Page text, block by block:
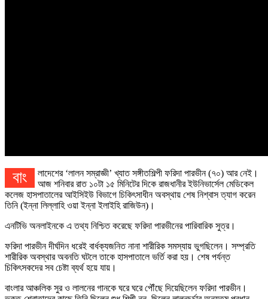
বাংলাদেশের ‘লালন সম্রাজ্ঞী’ খ্যাত সঙ্গীতশিল্পী ফরিদা পারভীন (৭০) আর নেই।
আজ শনিবার রাত ১০টা ১৫ মিনিটের দিকে রাজধানীর ইউনিভার্সেল মেডিকেল
কলেজ হাসপাতালের আইসিইউ বিভাগে চিকিৎসাধীন অবস্থায় শেষ নিশ্বাস ত্যাগ করেন
তিনি (ইন্না লিল্লাহি ওয়া ইন্না ইলাইহি রাজিউন)।
এনটিভি অনলাইনকে এ তথ্য নিশ্চিত করেছে ফরিদা পারভীনের পারিবারিক সুত্র।
ফরিদা পারভীন দীর্ঘদিন ধরেই বার্ধক্যজনিত নানা শারীরিক সমস্যায় ভুগছিলেন। সম্প্রতি
শারীরিক অবস্থার অবনতি ঘটলে তাকে হাসপাতালে ভর্তি করা হয়। শেষ পর্যন্ত
চিকিৎসকদের সব চেষ্টা ব্যর্থ হয়ে যায়।
বাংলার আঞ্চলিক সুর ও লালনের গানকে ঘরে ঘরে পৌঁছে দিয়েছিলেন ফরিদা পারভীন।